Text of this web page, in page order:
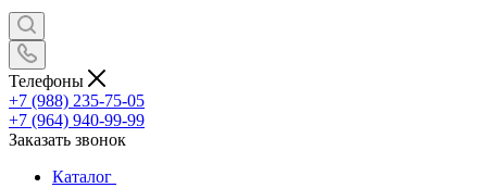
Телефоны
+7 (988) 235-75-05
+7 (964) 940-99-99
Заказать звонок
Каталог